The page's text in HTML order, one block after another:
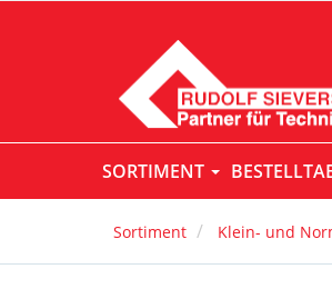
SORTIMENT
Sortiment Klein- und